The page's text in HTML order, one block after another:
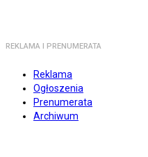
REKLAMA I PRENUMERATA
Reklama
Ogłoszenia
Prenumerata
Archiwum